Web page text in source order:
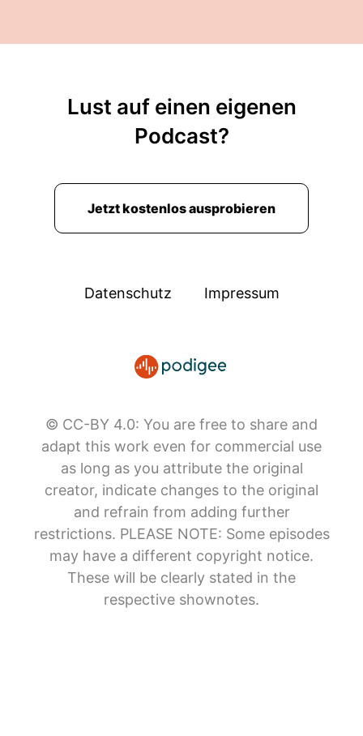
Lust auf einen eigenen
Podcast?
Jetzt kostenlos ausprobieren
Datenschutz Impressum
© CC-BY 4.0: You are free to share and
adapt this work even for commercial use
as long as you attribute the original
creator, indicate changes to the original
and refrain from adding further
restrictions. PLEASE NOTE: Some episodes
may have a different copyright notice.
These will be clearly stated in the
respective shownotes.